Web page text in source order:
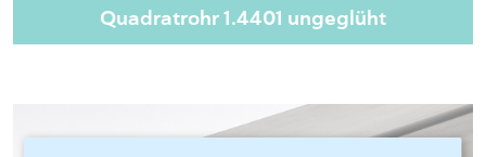
Quadratrohr 1.4401 ungeglüht